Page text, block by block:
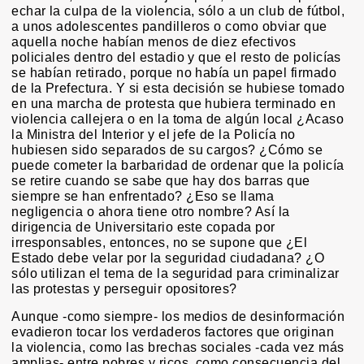
echar la culpa de la violencia, sólo a un club de fútbol,
a unos adolescentes pandilleros o como obviar que
aquella noche habían menos de diez efectivos
policiales dentro del estadio y que el resto de policías
se habían retirado, porque no había un papel firmado
de la Prefectura. Y si esta decisión se hubiese tomado
en una marcha de protesta que hubiera terminado en
violencia callejera o en la toma de algún local ¿Acaso
la Ministra del Interior y el jefe de la Policía no
hubiesen sido separados de su cargos? ¿Cómo se
puede cometer la barbaridad de ordenar que la policía
se retire cuando se sabe que hay dos barras que
siempre se han enfrentado? ¿Eso se llama
negligencia o ahora tiene otro nombre? Así la
dirigencia de Universitario este copada por
irresponsables, entonces, no se supone que ¿El
Estado debe velar por la seguridad ciudadana? ¿O
sólo utilizan el tema de la seguridad para criminalizar
las protestas y perseguir opositores?
Aunque -como siempre- los medios de desinformación
evadieron tocar los verdaderos factores que originan
la violencia, como las brechas sociales -cada vez más